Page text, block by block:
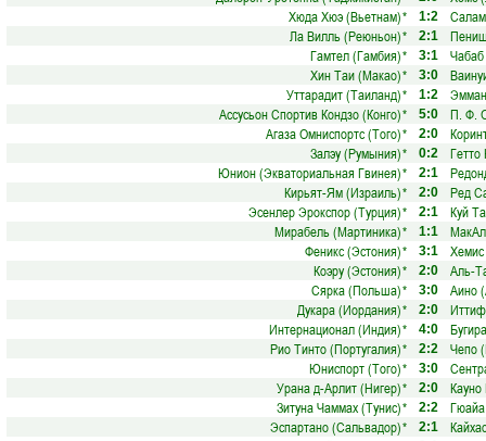
Хюда Хюэ (Вьетнам)* 1:2
Ла Вилль (Реюньон)* 2:1
Гамтел (Гамбия)* 3:1
Хин Таи (Макао)* 3:0
Уттарадит (Таиланд)* 1:2
Ассусьон Спортив Кондзо (Конго)* 5:0
П. Ф.
Агаза Омниспортс (Того)* 2:0
Залэу (Румыния)* 0:2
Юнион (Экваториальная Гвинея)* 2:1
Кирьят-Ям (Израиль)* 2:0
Ред
Эсенлер Эрокспор (Турция)* 2:1
Куй
Мирабель (Мартиника)* 1:1
Феникс (Эстония)* 3:1
Коэру (Эстония)* 2:0
Аль-
Сярка (Польша)* 3:0
Аино
Дукара (Иордания)* 2:0
Интернационал (Индия)* 4:0
Рио Тинто (Португалия)* 2:2
Чепо
Юниспорт (Того)* 3:0
Урана д-Арлит (Нигер)* 2:0
Зитуна Чаммах (Тунис)* 2:2
Эспартано (Сальвадор)* 2:1